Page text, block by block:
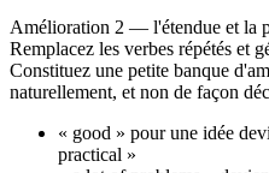
Amélioration 2 — l'étendue et la
Remplacez les verbes répétés et
Constituez une petite banque
naturellement, et non de façon
« good » pour une idée
practical »